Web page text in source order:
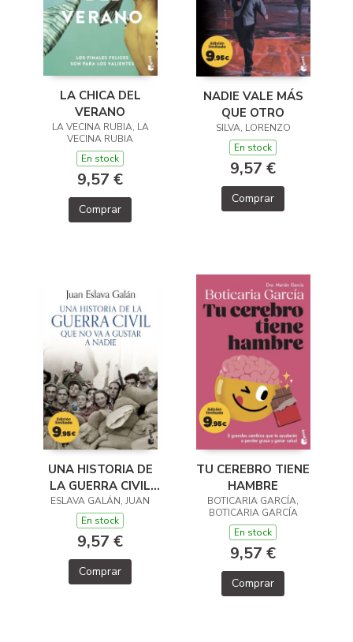
LA CHICA DEL
VERANO
LA VECINA RUBIA, LA
VECINA RUBIA
En stock
9,57 €
Comprar
NADIE VALE MÁS
QUE OTRO
SILVA, LORENZO
En stock
9,57 €
Comprar
UNA HISTORIA DE
LA GUERRA CIVIL
QUE NO VA A
GUSTAR A NADIE
ESLAVA GALÁN, JUAN
En stock
9,57 €
Comprar
TU CEREBRO TIENE
HAMBRE
BOTICARIA GARCÍA,
BOTICARIA GARCÍA
En stock
9,57 €
Comprar